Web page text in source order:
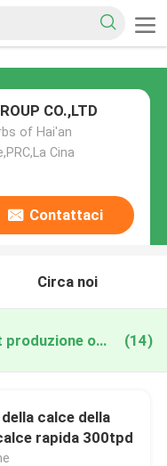
CO.,LTD
of Hai'an
Cina
Contattaci
Circa noi
300tpd hydrated lime plant produzione online (14)
calce della
rapida 300tpd